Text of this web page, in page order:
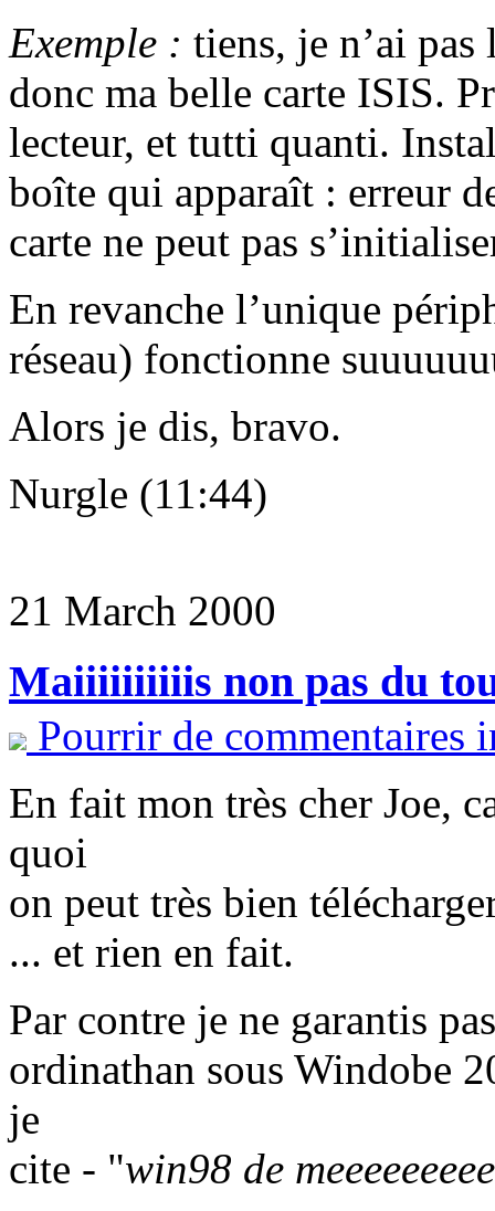
Exemple : tiens, je n’ai
donc ma belle carte ISIS.
lecteur, et tutti quanti.
boîte qui apparaît : erreur
carte ne peut pas
En revanche l’unique
réseau) fonctionne
Alors je dis, bravo.
Nurgle (11:44)
21 March 2000
Maiiiiiiiiiis non pas du
Pourrir de commentaires
En fait mon très cher Joe,
quoi
on peut très bien
... et rien en fait.
Par contre je ne garantis
ordinathan sous Windobe
je
cite - "win98 de